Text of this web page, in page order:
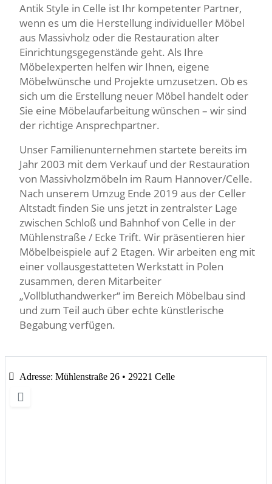
Antik Style in Celle ist Ihr kompetenter Partner,
wenn es um die Herstellung individueller Möbel
aus Massivholz oder die Restauration alter
Einrichtungsgegenstände geht. Als Ihre
Möbelexperten helfen wir Ihnen, eigene
Möbelwünsche und Projekte umzusetzen. Ob es
sich um die Erstellung neuer Möbel handelt oder
Sie eine Möbelaufarbeitung wünschen – wir sind
der richtige Ansprechpartner.
Unser Familienunternehmen startete bereits im
Jahr 2003 mit dem Verkauf und der Restauration
von Massivholzmöbeln im Raum Hannover/Celle.
Nach unserem Umzug Ende 2019 aus der Celler
Altstadt finden Sie uns jetzt in zentralster Lage
zwischen Schloß und Bahnhof von Celle in der
Mühlenstraße / Ecke Trift. Wir präsentieren hier
Möbelbeispiele auf 2 Etagen. Wir arbeiten eng mit
einer vollausgestatteten Werkstatt in Polen
zusammen, deren Mitarbeiter
„Vollbluthandwerker“ im Bereich Möbelbau sind
und zum Teil auch über echte künstlerische
Begabung verfügen.
Adresse: Mühlenstraße 26 • 29221 Celle